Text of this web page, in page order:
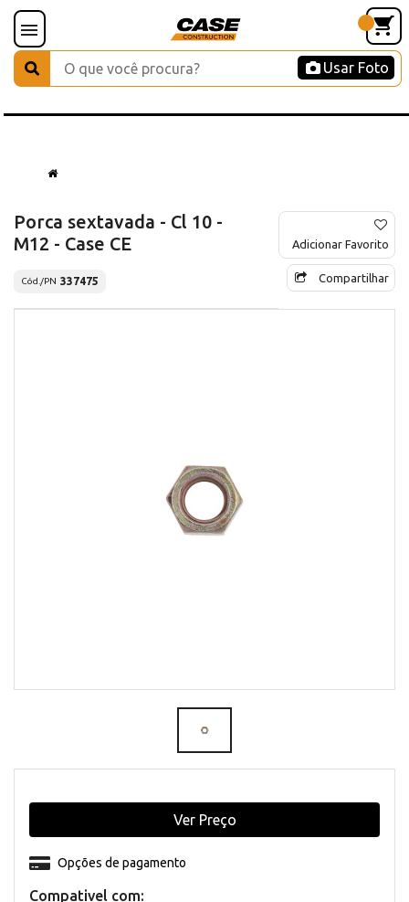
Usar Foto
Porca sextavada - Cl 10 -
M12 - Case CE
Cód./PN 337475
Adicionar Favorito
Compartilhar
Compativel com:
Opções de pagamento
Ver Preço